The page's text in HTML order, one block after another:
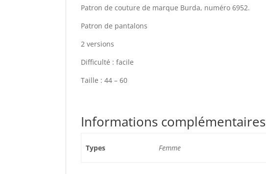
Patron de couture de marque Burda, numéro 6952.
Patron de pantalons
2 versions
Difficulté : facile
Taille : 44 – 60
Informations complémentaires
Types Femme